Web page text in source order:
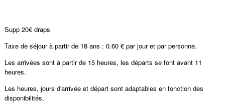
Supp 20€ draps
Taxe de séjour à partir de 18 ans : 0.60 € par jour et par personne.
Les arrivées sont à partir de 15 heures, les départs se font avant 11
heures.
Les heures, jours d'arrivée et départ sont adaptables en fonction des
disponibilités.